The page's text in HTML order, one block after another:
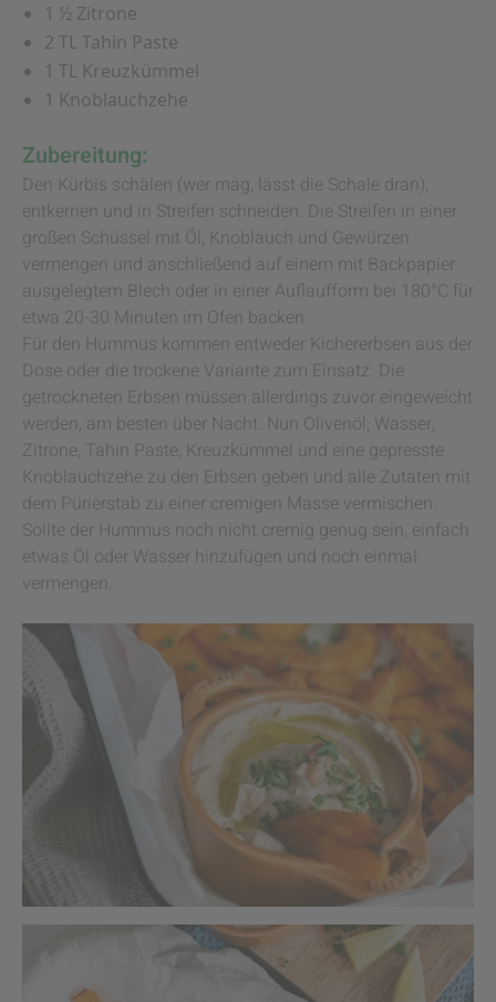
1 ½ Zitrone
2 TL Tahin Paste
1 TL Kreuzkümmel
1 Knoblauchzehe
Zubereitung:
Den Kürbis schälen (wer mag, lässt die Schale dran),
entkernen und in Streifen schneiden. Die Streifen in einer
großen Schüssel mit Öl, Knoblauch und Gewürzen
vermengen und anschließend auf einem mit Backpapier
ausgelegtem Blech oder in einer Auflaufform bei 180°C für
etwa 20-30 Minuten im Ofen backen.
Für den Hummus kommen entweder Kichererbsen aus der
Dose oder die trockene Variante zum Einsatz. Die
getrockneten Erbsen müssen allerdings zuvor eingeweicht
werden, am besten über Nacht. Nun Olivenöl, Wasser,
Zitrone, Tahin Paste, Kreuzkümmel und eine gepresste
Knoblauchzehe zu den Erbsen geben und alle Zutaten mit
dem Pürierstab zu einer cremigen Masse vermischen.
Sollte der Hummus noch nicht cremig genug sein, einfach
etwas Öl oder Wasser hinzufügen und noch einmal
vermengen.